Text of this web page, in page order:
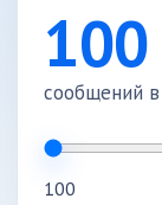
100
сообщений
100